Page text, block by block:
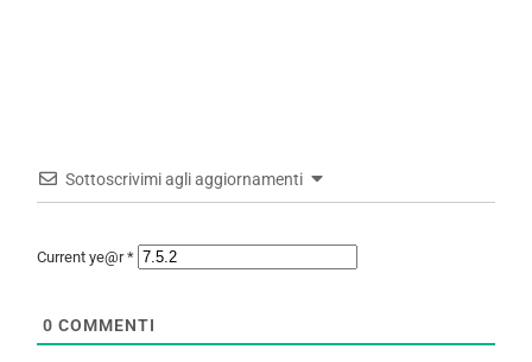
Sottoscrivimi agli aggiornamenti
Current ye@r*
0 COMMENTI